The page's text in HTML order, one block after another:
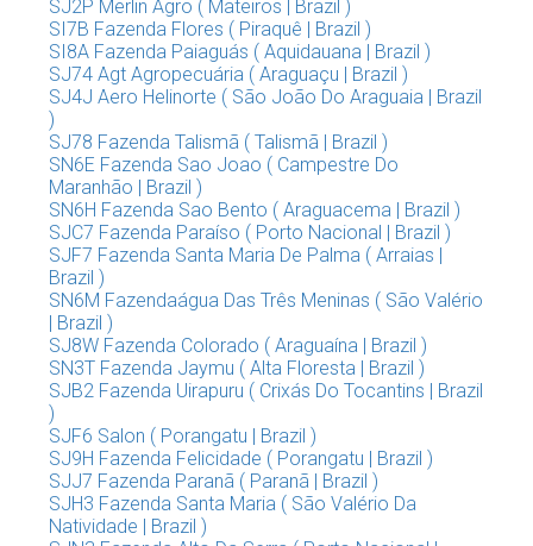
SJ2P Merlin Agro ( Mateiros | Brazil )
SI7B Fazenda Flores ( Piraquê | Brazil )
SI8A Fazenda Paiaguás ( Aquidauana | Brazil )
SJ74 Agt Agropecuária ( Araguaçu | Brazil )
SJ4J Aero Helinorte ( São João Do Araguaia | Brazil
)
SJ78 Fazenda Talismã ( Talismã | Brazil )
SN6E Fazenda Sao Joao ( Campestre Do
Maranhão | Brazil )
SN6H Fazenda Sao Bento ( Araguacema | Brazil )
SJC7 Fazenda Paraíso ( Porto Nacional | Brazil )
SJF7 Fazenda Santa Maria De Palma ( Arraias |
Brazil )
SN6M Fazendaágua Das Três Meninas ( São Valério
| Brazil )
SJ8W Fazenda Colorado ( Araguaína | Brazil )
SN3T Fazenda Jaymu ( Alta Floresta | Brazil )
SJB2 Fazenda Uirapuru ( Crixás Do Tocantins | Brazil
)
SJF6 Salon ( Porangatu | Brazil )
SJ9H Fazenda Felicidade ( Porangatu | Brazil )
SJJ7 Fazenda Paranã ( Paranã | Brazil )
SJH3 Fazenda Santa Maria ( São Valério Da
Natividade | Brazil )